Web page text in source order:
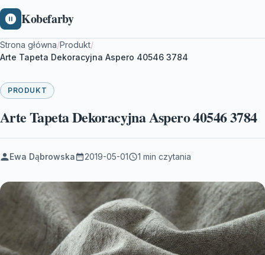
Kobefarby
Strona główna/Produkt/
Arte Tapeta Dekoracyjna Aspero 40546 3784
PRODUKT
Arte Tapeta Dekoracyjna Aspero 40546 3784
Ewa Dąbrowska 2019-05-01 1 min czytania